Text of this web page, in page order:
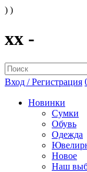
) )
xx -
Вход / Регистрация
Новинки
Сумки
Обувь
Одежда
Новое
Наш